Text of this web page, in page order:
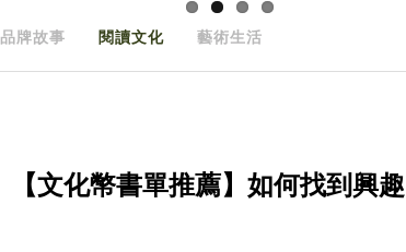
品牌故事 閱讀文化 藝術生活
【文化幣書單推薦】如何找到興